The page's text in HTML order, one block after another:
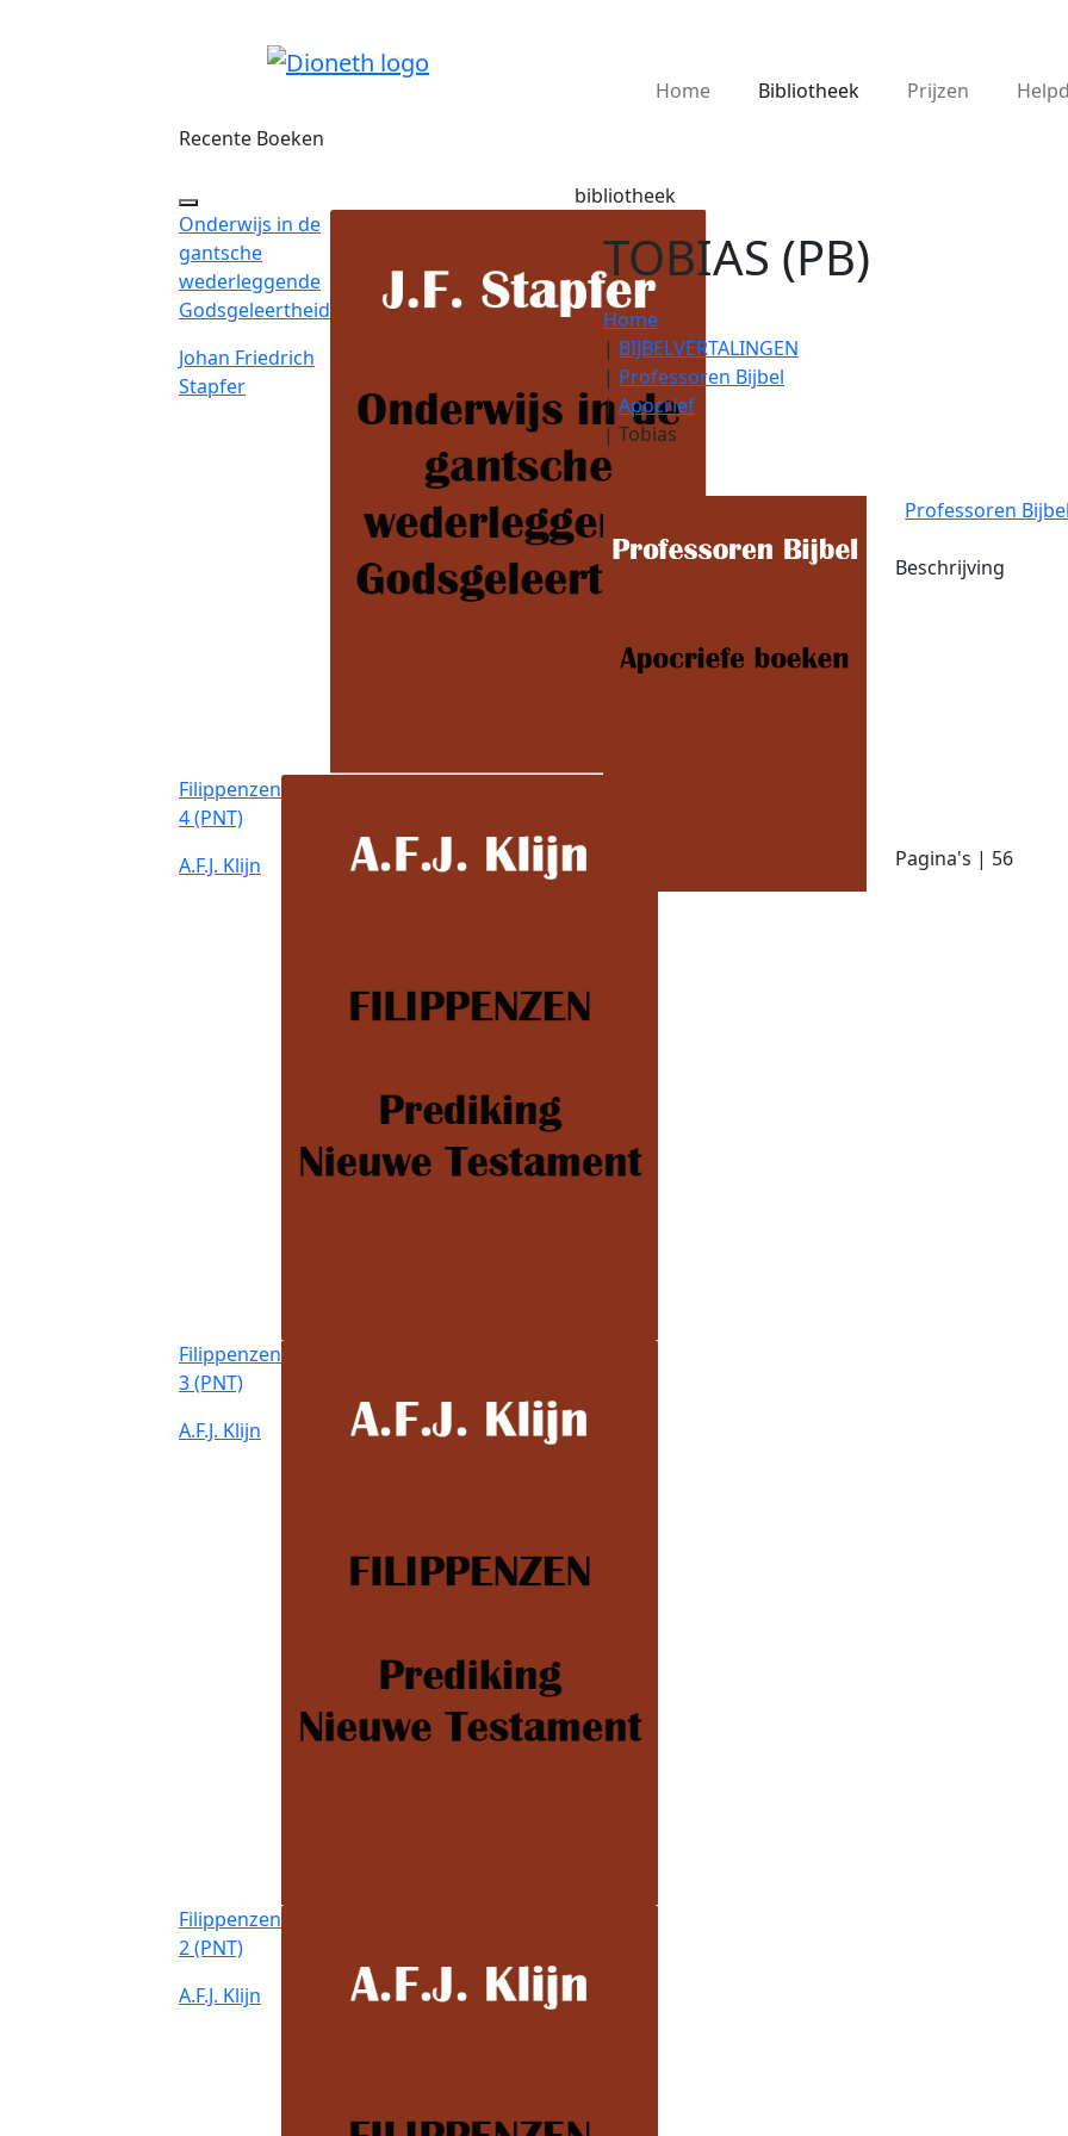
Home Bibliotheek Prijzen
Recente Boeken
Onderwijs in de
gantsche
wederleggende
Godsgeleertheid
Johan Friedrich
Stapfer
Filippenzen
4 (PNT)
A.F.J. Klijn
Filippenzen
3 (PNT)
A.F.J. Klijn
Filippenzen
2 (PNT)
A.F.J. Klijn
bibliotheek
TOBIAS (PB)
Home
| BIJBELVERTALINGEN
| Professoren Bijbel
|Apocrief
| Tobias
Professoren Bijbel
Beschrijving
Pagina's | 56